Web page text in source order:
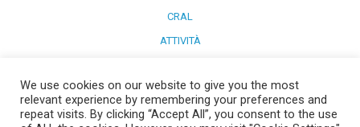
CRAL
ATTIVITÀ
PULMINO
LA NUOVA SEDE
We use cookies on our website to give you the most
relevant experience by remembering your preferences and
repeat visits. By clicking “Accept All”, you consent to the use